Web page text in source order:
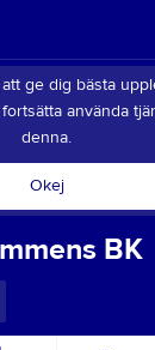
ge dig bästa
använda
denna.
Okej
BK